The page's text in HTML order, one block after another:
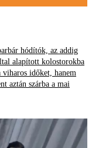
hódítók, az addig
alapított kolostorokba
viharos időket, hanem
aztán szárba a mai